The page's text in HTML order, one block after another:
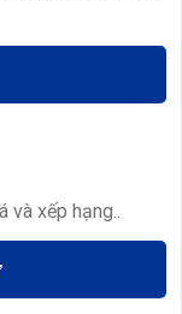
xếp hạng..